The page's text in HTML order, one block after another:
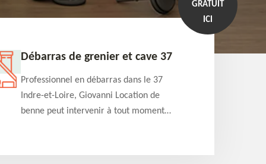
GRATUIT
ICI
Débarras de grenier et cave 37
Professionnel en débarras dans le 37
Indre-et-Loire, Giovanni Location de
benne peut intervenir à tout moment
détaillé offert